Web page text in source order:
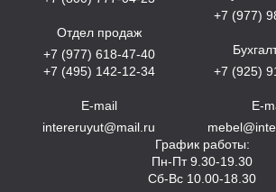
Отдел продаж
+7 (977) 618-47-40
+7 (495) 142-12-34
E-mail
intereruyut@mail.ru
+7 (977)
+7 (925)
E-
График работы:
Пн-Пт 9.30-19.30
Сб-Вс 10.00-18.30